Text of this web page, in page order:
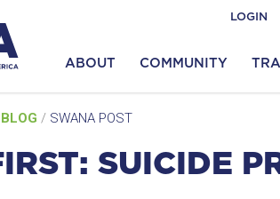
LOGIN
ABOUT COMMUNITY
/ SWANA POST
SUICIDE